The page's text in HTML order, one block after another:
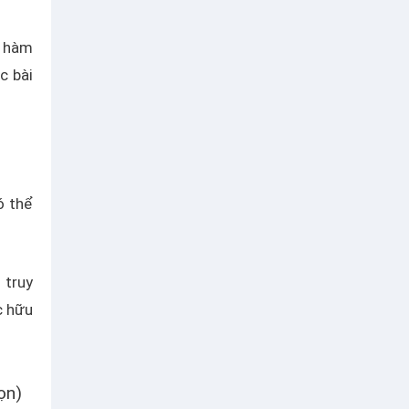
bài
thể
truy
hữu